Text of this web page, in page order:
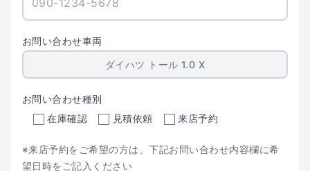
お問い合わせ車両
お問い合わせ種別
在庫確認
見積依頼 来店予約
※来店予約をご希望の方は、下記お問い合わせ内容欄に希
望日時をご記入ください